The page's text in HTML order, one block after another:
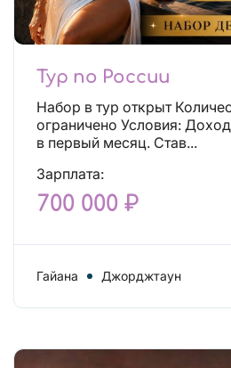
Тур по России
Набор в тур открыт Количество мест
ограничено Условия: Доход от 700 000 ₽ уже
в первый месяц. Став...
Зарплата:
700 000 ₽
Гайана Джорджтаун